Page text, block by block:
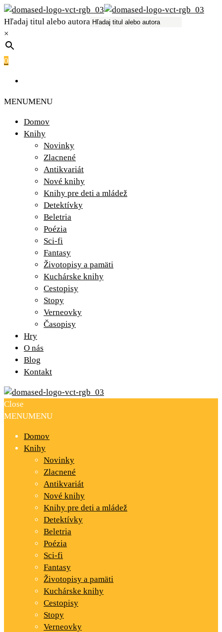
Hľadaj titul alebo autora
×
0
MENUMENU
Domov
Knihy
Novinky
Zlacnené
Antikvariát
Nové knihy
Knihy pre deti a mládež
Detektívky
Beletria
Poézia
Sci-fi
Fantasy
Životopisy a pamäti
Kuchárske knihy
Cestopisy
Stopy
Verneovky
Časopisy
Hry
O nás
Blog
Kontakt
Close
MENUMENU
Domov
Knihy
Novinky
Zlacnené
Antikvariát
Nové knihy
Knihy pre deti a mládež
Detektívky
Beletria
Poézia
Sci-fi
Fantasy
Životopisy a pamäti
Kuchárske knihy
Cestopisy
Stopy
Verneovky